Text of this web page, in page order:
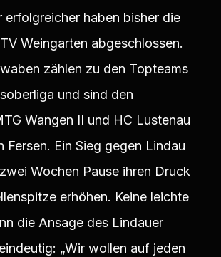
erfolgreicher haben bisher die
Weingarten abgeschlossen.
zählen zu den Topteams
und sind den
Wangen II und HC Lustenau
Fersen. Ein Sieg gegen Lindau
Wochen Pause ihren Druck
erhöhen. Keine leichte
die Ansage des Lindauer
„Wir wollen auf jeden